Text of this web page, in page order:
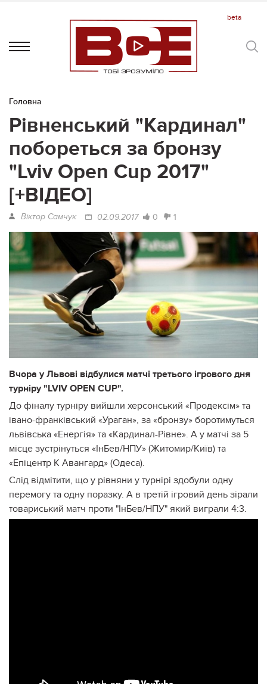
Головна
Рівненський "Кардинал"
побореться за бронзу
"Lviv Open Cup 2017"
[+ВІДЕО]
Віктор Самчук 02.09.2017 0 1
Вчора у Львові відбулися матчі третього ігрового дня
турніру "LVIV OPEN CUP".
До фіналу турніру вийшли херсонський «Продексім» та
івано-франківський «Ураган», за «бронзу» боротимуться
львівська «Енергія» та «Кардинал-Рівне». А у матчі за 5
місце зустрінуться «ІнБев/НПУ» (Житомир/Київ) та
«Епіцентр К Авангард» (Одеса).
Слід відмітити, що у рівняни у турнірі здобули одну
перемогу та одну поразку. А в третій ігровий день зірали
товариський матч проти "ІнБев/НПУ" який виграли 4:3.